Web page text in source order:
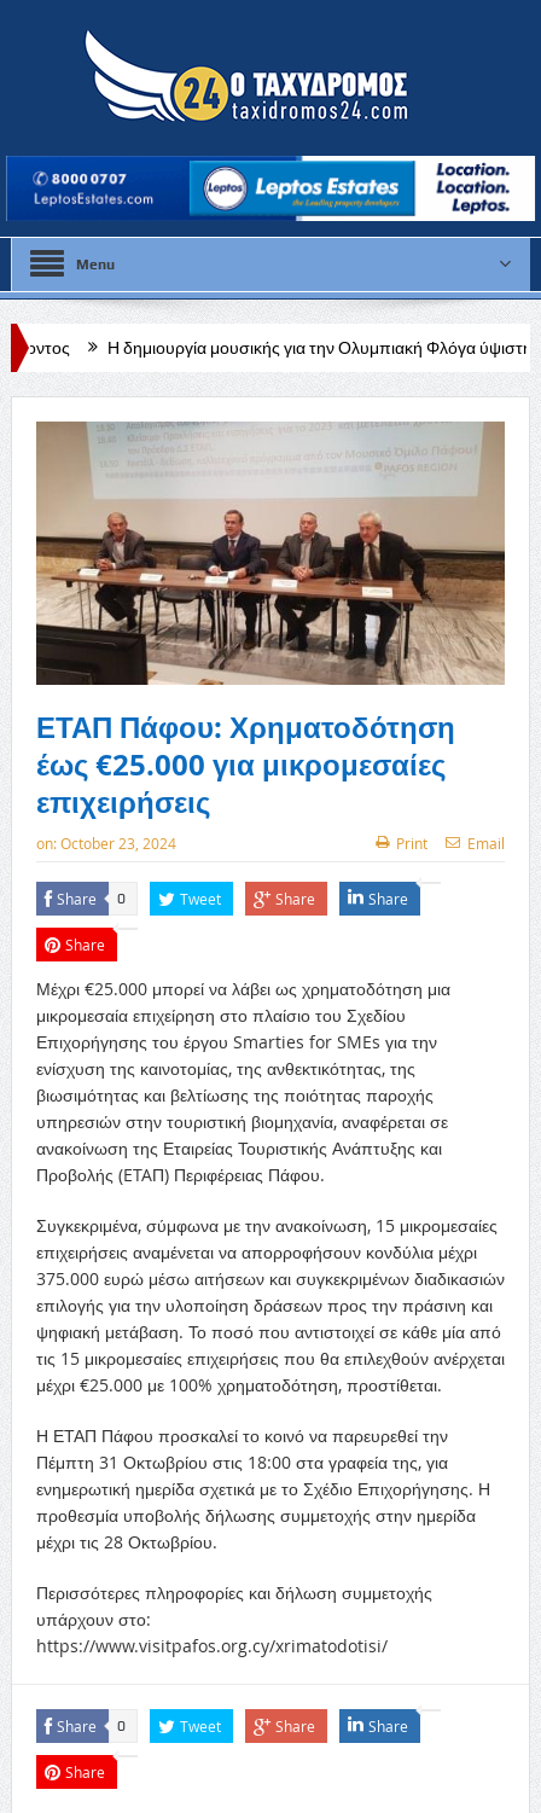
Menu
μουσικής για την Ολυμπιακή Φλόγα ύψιστη καλλιτεχνική
ΕΤΑΠ Πάφου: Χρηματοδότηση
έως €25.000 για μικρομεσαίες
επιχειρήσεις
on:October 23, 2024 Print Email
Share 0 Tweet Share Share
Share
Μέχρι €25.000 μπορεί να λάβει ως χρηματοδότηση μια
μικρομεσαία επιχείρηση στο πλαίσιο του Σχεδίου
Επιχορήγησης του έργου Smarties for SMEs για την
ενίσχυση της καινοτομίας, της ανθεκτικότητας, της
βιωσιμότητας και βελτίωσης της ποιότητας παροχής
υπηρεσιών στην τουριστική βιομηχανία, αναφέρεται σε
ανακοίνωση της Εταιρείας Τουριστικής Ανάπτυξης και
Προβολής (ETAΠ) Περιφέρειας Πάφου.
Συγκεκριμένα, σύμφωνα με την ανακοίνωση, 15 μικρομεσαίες
επιχειρήσεις αναμένεται να απορροφήσουν κονδύλια μέχρι
375.000 ευρώ μέσω αιτήσεων και συγκεκριμένων διαδικασιών
επιλογής για την υλοποίηση δράσεων προς την πράσινη και
ψηφιακή μετάβαση. Το ποσό που αντιστοιχεί σε κάθε μία από
τις 15 μικρομεσαίες επιχειρήσεις που θα επιλεχθούν ανέρχεται
μέχρι €25.000 με 100% χρηματοδότηση, προστίθεται.
Η ΕΤΑΠ Πάφου προσκαλεί το κοινό να παρευρεθεί την
Πέμπτη 31 Οκτωβρίου στις 18:00 στα γραφεία της, για
ενημερωτική ημερίδα σχετικά με το Σχέδιο Επιχορήγησης. Η
προθεσμία υποβολής δήλωσης συμμετοχής στην ημερίδα
μέχρι τις 28 Οκτωβρίου.
Περισσότερες πληροφορίες και δήλωση συμμετοχής
υπάρχουν στο:
https://www.visitpafos.org.cy/xrimatodotisi/
Share 0 Tweet Share Share
Share